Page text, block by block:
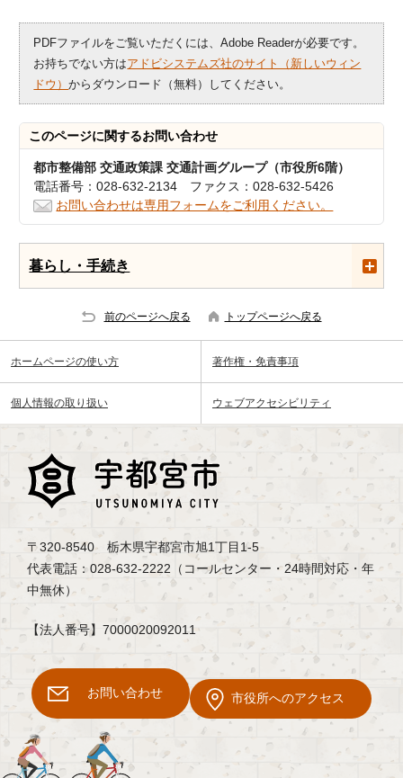
PDFファイルをご覧いただくには、Adobe Readerが必要です。
お持ちでない方はアドビシステムズ社のサイト（新しいウィン
ドウ）からダウンロード（無料）してください。
このページに関するお問い合わせ
都市整備部 交通政策課 交通計画グループ（市役所6階）
電話番号：028-632-2134 ファクス：028-632-5426
お問い合わせは専用フォームをご利用ください。
暮らし・手続き
前のページへ戻る トップページへ戻る
ホームページの使い方 著作権・免責事項
個人情報の取り扱い ウェブアクセシビリティ
〒320-8540 栃木県宇都宮市旭1丁目1-5
代表電話：028-632-2222（コールセンター・24時間対応・年
中無休）
【法人番号】7000020092011
お問い合わせ 市役所へのアクセス